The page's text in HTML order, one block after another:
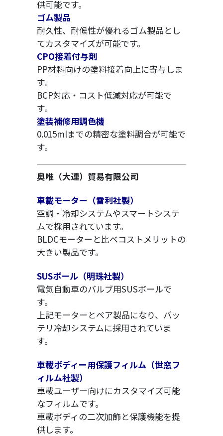
供可能です。
ゴム製品
耐久性、耐候性が優れるゴム製品とし
てカスタマイズが可能です。
CPO接着付与剤
PP材料向けの塗料接着向上に寄与しま
す。
BCP対応・コスト低減対応が可能で
す。
塗装補修用調色機
0.015mlまでの精密な塗料調合が可能で
す。
奥唯（大連）貿易有限公司
車載モーター（雷利社製）
空調・冷却システムやスマートシステ
ムで採用されています。
BLDCモーターと比べコストメリットの
大きい製品です。
SUSボール（明珠社製）
電気自動車のバルブ用SUSボールで
す。
上記モーターとペア製品になり、バッ
テリ冷却システムに採用されていま
す。
車載ボディー用保護フィルム（世窓フ
ィルム社製）
車載ユーザー向けにカスタマイズ可能
なフィルムです。
車載ボディの二次加飾と保護機能を提
供します。